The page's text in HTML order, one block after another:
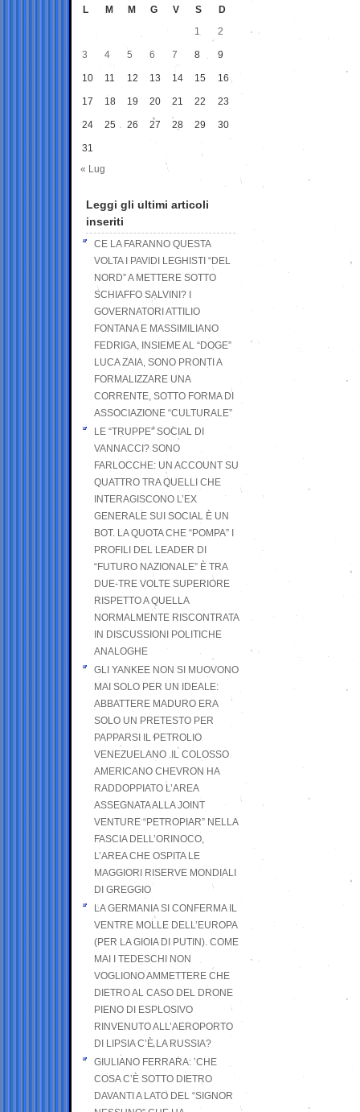
L M M G V S
D
1
2
3 4 5 6 7 8 9
10 11 12 13 14 15 16
17 18 19 20 21 22 23
24 25 26 27 28 29 30
31
« Lug
Leggi gli ultimi articoli
inseriti
CE LA FARANNO QUESTA
VOLTA I PAVIDI LEGHISTI “DEL
NORD” A METTERE SOTTO
SCHIAFFO SALVINI? I
GOVERNATORI ATTILIO
FONTANA E MASSIMILIANO
FEDRIGA, INSIEME AL “DOGE”
LUCA ZAIA, SONO PRONTI A
FORMALIZZARE UNA
CORRENTE, SOTTO FORMA DI
ASSOCIAZIONE “CULTURALE”
LE “TRUPPE” SOCIAL DI
VANNACCI? SONO
FARLOCCHE: UN ACCOUNT SU
QUATTRO TRA QUELLI CHE
INTERAGISCONO L’EX
GENERALE SUI SOCIAL È UN
BOT. LA QUOTA CHE “POMPA” I
PROFILI DEL LEADER DI
“FUTURO NAZIONALE” È TRA
DUE-TRE VOLTE SUPERIORE
RISPETTO A QUELLA
NORMALMENTE RISCONTRATA
IN DISCUSSIONI POLITICHE
ANALOGHE
GLI YANKEE NON SI MUOVONO
MAI SOLO PER UN IDEALE:
ABBATTERE MADURO ERA
SOLO UN PRETESTO PER
PAPPARSI IL PETROLIO
VENEZUELANO .IL COLOSSO
AMERICANO CHEVRON HA
RADDOPPIATO L’AREA
ASSEGNATA ALLA JOINT
VENTURE “PETROPIAR” NELLA
FASCIA DELL’ORINOCO,
L’AREA CHE OSPITA LE
MAGGIORI RISERVE MONDIALI
DI GREGGIO
LA GERMANIA SI CONFERMA IL
VENTRE MOLLE DELL’EUROPA
(PER LA GIOIA DI PUTIN). COME
MAI I TEDESCHI NON
VOGLIONO AMMETTERE CHE
DIETRO AL CASO DEL DRONE
PIENO DI ESPLOSIVO
RINVENUTO ALL’AEROPORTO
DI LIPSIA C’È LA RUSSIA?
GIULIANO FERRARA: ’CHE
COSA C’È SOTTO DIETRO
DAVANTI A LATO DEL “SIGNOR